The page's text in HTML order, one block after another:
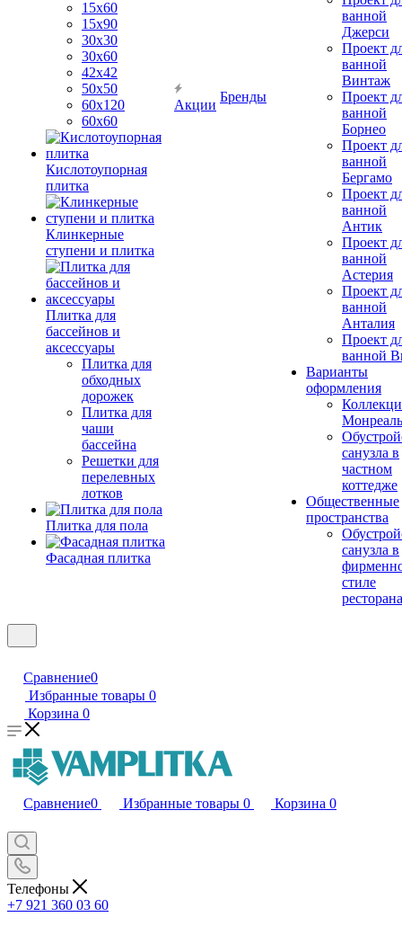
15х60
15x90
30х30
30х60
42х42
50х50
60х120
60х60
Кислотоупорная
плитка
Клинкерные
ступени и плитка
Плитка для
бассейнов и
аксессуары
Плитка для
обходных
дорожек
Плитка для
чаши
бассейна
Решетки для
перелевных
лотков
Плитка для пола
Фасадная плитка
Акции
Бренды
ванной
Джерси
Проект
ванной
Винтаж
Проект
ванной
Борнео
Проект
ванной
Бергамо
Проект
ванной
Антик
Проект
ванной
Астерия
Проект
ванной
Анталия
Проект
ванной
Варианты
оформления
Монреаль
санузла в
частном
коттедже
Общественные
пространства
санузла в
стиле
ресторана
Сравнение0
Избранные товары 0
Корзина 0
Сравнение0 Избранные товары 0 Корзина 0
Телефоны
+7 921 360 03 60